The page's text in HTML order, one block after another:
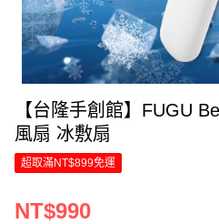
【台隆手創館】FUGU
風扇 冰敷扇
超取滿NT$899免運
NT$990